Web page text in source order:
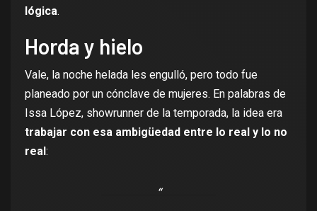
lógica.
Horda y hielo
Vale, la noche helada les engulló, pero todo fue
planeado por un cónclave de mujeres. En palabras de
Issa López, showrunner de la temporada, la idea era
trabajar con esa ambigüedad entre lo real y lo no
real: